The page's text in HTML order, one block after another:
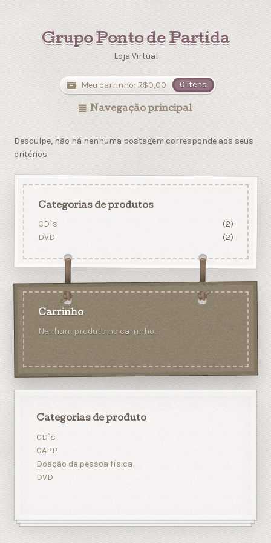
Grupo Ponto de Partida
Loja Virtual
Meu carrinho: R$0,00 0 itens
Navegação principal
Desculpe, não há nenhuma postagem corresponde aos seus
critérios.
Categorias de produtos
CD`s
(2)
DVD
(2)
Carrinho
Nenhum produto no carrinho.
Categorias de produto
CD`s
CAPP
Doação de pessoa física
DVD